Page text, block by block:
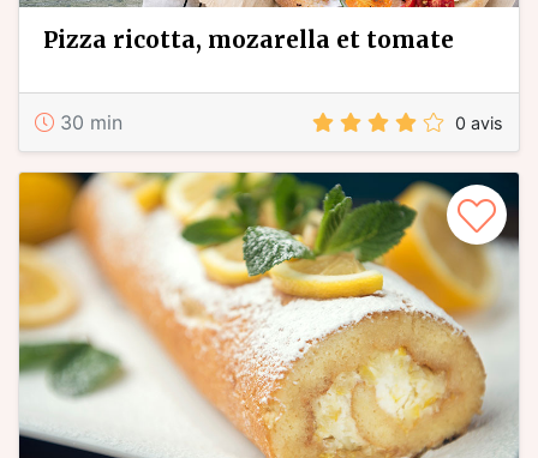
pizza ricotta, mozarella et tomate
30 min 0 avis